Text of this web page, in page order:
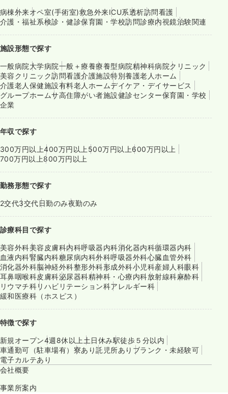
病棟外来オペ室(手術室)救急外来ICU系透析訪問看護
介護・福祉系検診・健診保育園・学校訪問診療内視鏡治験関連
施設形態で探す
一般病院大学病院一般＋療養療養型病院精神科病院クリニック
美容クリニック訪問看護介護施設特別養護老人ホーム
介護老人保健施設有料老人ホームデイケア・デイサービス
グループホームサ高住障がい者施設健診センター保育園・学校
企業
年収で探す
300万円以上400万円以上 500万円以上600万円以上
700万円以上800万円以上
勤務形態で探す
2交代3交代日勤のみ夜勤のみ
診療科目で探す
美容外科美容皮膚科内科呼吸器内科消化器内科循環器内科
血液内科腎臓内科糖尿病内科外科呼吸器外科心臓血管外科
消化器外科脳神経外科整形外科形成外科小児科産婦人科眼科
耳鼻咽喉科皮膚科泌尿器科精神科・心療内科放射線科麻酔科
リウマチ科リハビリテーション科アレルギー科
緩和医療科（ホスピス）
特徴で探す
新規オープン4週8休以上 土日休み駅徒歩５分以内
車通勤可（駐車場有） 寮あり託児所あり ブランク・未経験可
電子カルテあり
会社概要
事業所案内